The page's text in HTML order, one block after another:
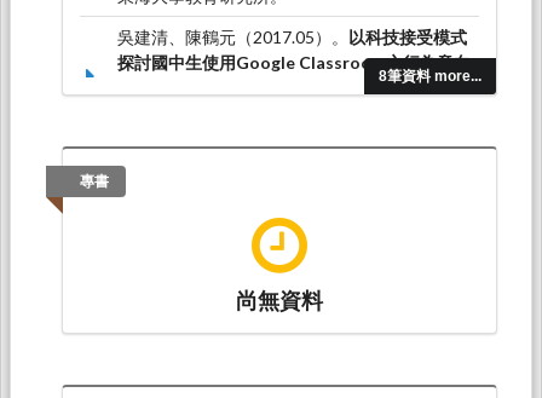
8筆資料 more...
吳建清、陳鶴元（2017.05）。 以科技接受模式
探討國中生使用Google Classroom之行為意向
。論文發表於2017第九屆教育專業發展學術
鄧佳恩、陳鶴元、張斐庭（2016.12）。淺談教
術研討會，淡江大學：台灣教育傳播暨科技學
劉瑞傳、陳鶴元（2016.05）。
專書
尚無資料